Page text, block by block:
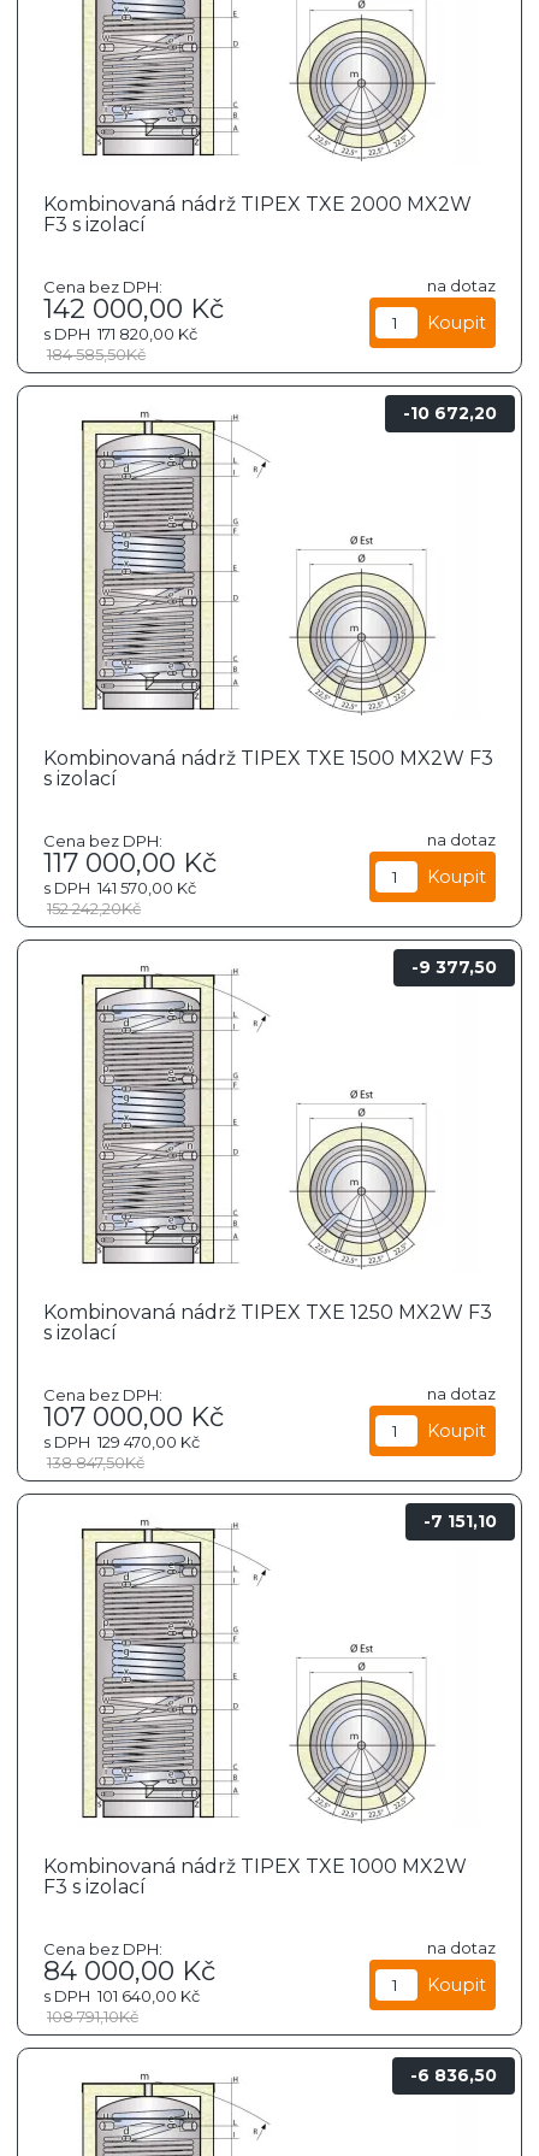
Kombinovaná nádrž TIPEX TXE 2000 MX2W
F3 s izolací
na dotaz
Cena bez DPH:
142 000,00 Kč
s DPH 171 820,00 Kč
184 585,50Kč
Kombinovaná nádrž TIPEX TXE 1500 MX2W F3
s izolací
na dotaz
Cena bez DPH:
117 000,00 Kč
s DPH 141 570,00 Kč
10 672,20
152 242,20Kč
Kombinovaná nádrž TIPEX TXE 1250 MX2W F3
s izolací
na dotaz
Cena bez DPH:
107 000,00 Kč
s DPH 129 470,00 Kč
9 377,50
138 847,50Kč
Kombinovaná nádrž TIPEX TXE 1000 MX2W
F3 s izolací
na dotaz
Cena bez DPH:
84 000,00 Kč
s DPH 101 640,00 Kč
7 151,10
108 791,10Kč
6 836,50